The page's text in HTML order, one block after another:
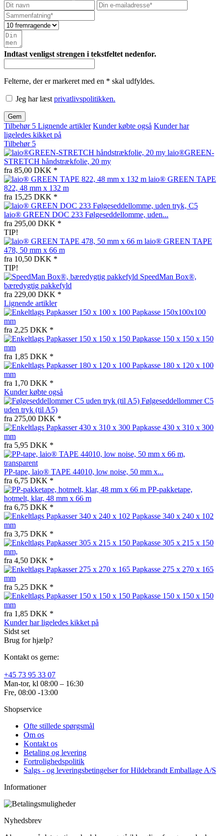
Indtast venligst strengen i tekstfeltet nedenfor.
Felterne, der er markeret med en * skal udfyldes.
Jeg har læst privatlivspolitikken.
Gem
Tilbehør 5 Lignende artikler Kunder købte også Kunder har
ligeledes kikket på
Tilbehør 5
laio®GREEN-
STRETCH håndstrækfolie, 20 my
fra 85,00 DKK *
laio® GREEN TAPE
822, 48 mm x 132 m
fra 15,25 DKK *
laio® GREEN DOC 233 Følgeseddellomme, uden...
fra 295,00 DKK *
TIP!
laio® GREEN TAPE
478, 50 mm x 66 m
fra 10,50 DKK *
TIP!
SpeedMan Box®,
bæredygtig pakkefyld
fra 229,00 DKK *
Lignende artikler
Papkasse 150x100x100
mm
fra 2,25 DKK *
Papkasse 150 x 150 x 150
mm
fra 1,85 DKK *
Papkasse 180 x 120 x 100
mm
fra 1,70 DKK *
Kunder købte også
Følgeseddellommer C5
uden tryk (til A5)
fra 275,00 DKK *
Papkasse 430 x 310 x 300
mm
fra 5,95 DKK *
PP-tape, laio® TAPE 44010, low noise, 50 mm x...
fra 6,75 DKK *
PP-pakketape,
hotmelt, klar, 48 mm x 66 m
fra 6,75 DKK *
Papkasse 340 x 240 x 102
mm
fra 3,75 DKK *
Papkasse 305 x 215 x 150
mm,
fra 4,50 DKK *
Papkasse 275 x 270 x 165
mm
fra 5,25 DKK *
Papkasse 150 x 150 x 150
mm
fra 1,85 DKK *
Kunder har ligeledes kikket på
Sidst set
Brug for hjælp?
Kontakt os gerne:
+45 73 95 33 07
Man-tor, kl 08:00 – 16:30
Fre, 08:00 -13:00
Shopservice
Ofte stillede spørgsmål
Om os
Kontakt os
Betaling og levering
Fortrolighedspolitik
Salgs - og leveringsbetingelser for Hildebrandt Emballage A/S
Informationer
Nyhedsbrev